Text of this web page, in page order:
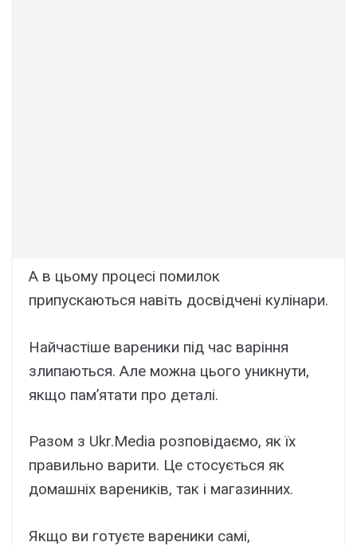
А в цьому процесі помилок
припускаються навіть досвідчені кулінари.
Найчастіше вареники під час варіння
злипаються. Але можна цього уникнути,
якщо пам’ятати про деталі.
Разом з Ukr.Media розповідаємо, як їх
правильно варити. Це стосується як
домашніх вареників, так і магазинних.
Якщо ви готуєте вареники самі,